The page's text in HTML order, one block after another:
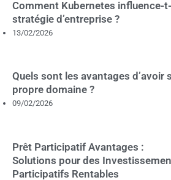
Comment Kubernetes influence-
stratégie d’entreprise ?
13/02/2026
Quels sont les avantages d’avoir
propre domaine ?
09/02/2026
Prêt Participatif Avantages :
Solutions pour des
Participatifs Rentables